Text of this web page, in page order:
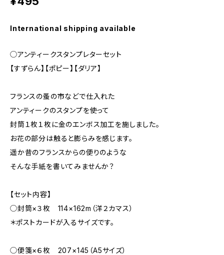
International shipping available
◯アンティークスタンプレターセット
【すずらん】【ポピー】【ダリア】
フランスの蚤の市などで仕入れた
アンティークのスタンプを使って
封筒１枚１枚に金のエンボス加工を施しました。
お花の部分は触ると膨らみを感じます。
遥か昔のフランスからの便りのような
そんな手紙を書いてみませんか？
【セット内容】
◯封筒×３枚 114×162m（洋２カマス）
＊ポストカードが入るサイズです。
◯便箋×６枚 207×145（A5サイズ）